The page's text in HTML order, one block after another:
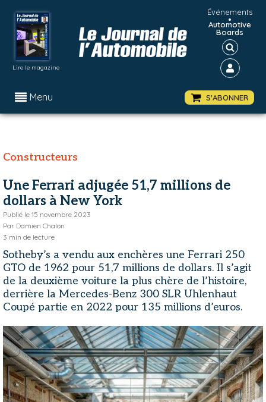
Lire le magazine
Événements
•
Automotive
Boards
Menu S'ABONNER
Constructeurs
Une Ferrari adjugée 51,7 millions de
dollars à New York
Publié le 15 novembre 2023
Par Damien Chalon
3 min de lecture
Sotheby’s a vendu aux enchères une Ferrari 250
GTO de 1962 pour 51,7 millions de dollars. Il s’agit
de la deuxième voiture la plus chère de l’histoire,
derrière la Mercedes-Benz 300 SLR Uhlenhaut
Coupé partie en 2022 pour 135 millions d’euros.